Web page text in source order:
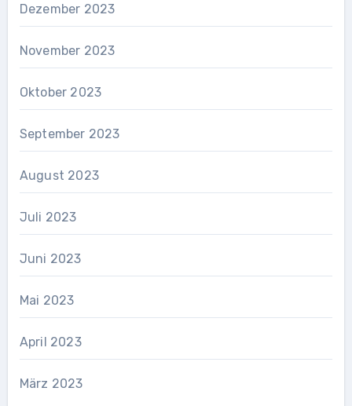
Dezember 2023
November 2023
Oktober 2023
September 2023
August 2023
Juli 2023
Juni 2023
Mai 2023
April 2023
März 2023